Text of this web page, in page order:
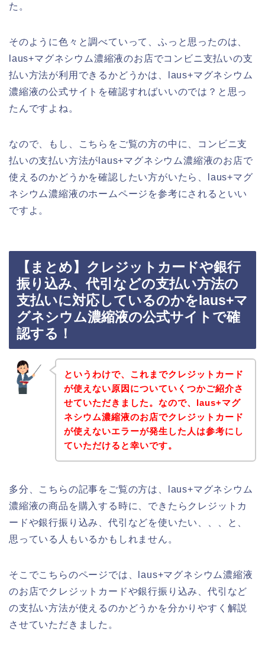
た。
そのように色々と調べていって、ふっと思ったのは、
laus+マグネシウム濃縮液のお店でコンビニ支払いの支
払い方法が利用できるかどうかは、laus+マグネシウム
濃縮液の公式サイトを確認すればいいのでは？と思っ
たんですよね。
なので、もし、こちらをご覧の方の中に、コンビニ支
払いの支払い方法がlaus+マグネシウム濃縮液のお店で
使えるのかどうかを確認したい方がいたら、laus+マグ
ネシウム濃縮液のホームページを参考にされるといい
ですよ。
【まとめ】クレジットカードや銀行
振り込み、代引などの支払い方法の
支払いに対応しているのかをlaus+マ
グネシウム濃縮液の公式サイトで確
認する！
というわけで、これまでクレジットカード
が使えない原因についていくつかご紹介さ
せていただきました。なので、laus+マグ
ネシウム濃縮液のお店でクレジットカード
が使えないエラーが発生した人は参考にし
ていただけると幸いです。
多分、こちらの記事をご覧の方は、laus+マグネシウム
濃縮液の商品を購入する時に、できたらクレジットカ
ードや銀行振り込み、代引などを使いたい、、、と、
思っている人もいるかもしれません。
そこでこちらのページでは、laus+マグネシウム濃縮液
のお店でクレジットカードや銀行振り込み、代引など
の支払い方法が使えるのかどうかを分かりやすく解説
させていただきました。